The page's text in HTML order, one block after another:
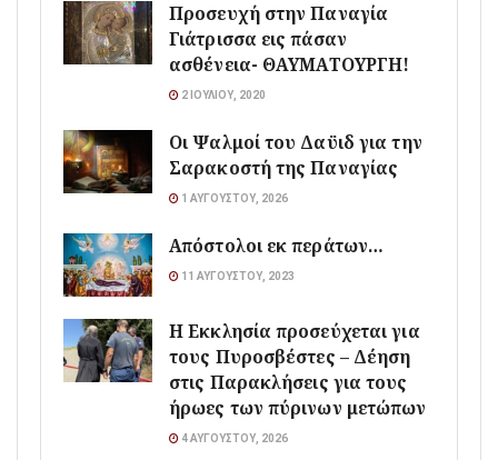
Προσευχή στην Παναγία
Γιάτρισσα εις πάσαν
ασθένεια- ΘΑΥΜΑΤΟΥΡΓΗ!
2 ΙΟΥΛΊΟΥ, 2020
Οι Ψαλμοί του Δαϋιδ για την
Σαρακοστή της Παναγίας
1 ΑΥΓΟΎΣΤΟΥ, 2026
Απόστολοι εκ περάτων…
11 ΑΥΓΟΎΣΤΟΥ, 2023
Η Εκκλησία προσεύχεται για
τους Πυροσβέστες – Δέηση
στις Παρακλήσεις για τους
ήρωες των πύρινων μετώπων
4 ΑΥΓΟΎΣΤΟΥ, 2026